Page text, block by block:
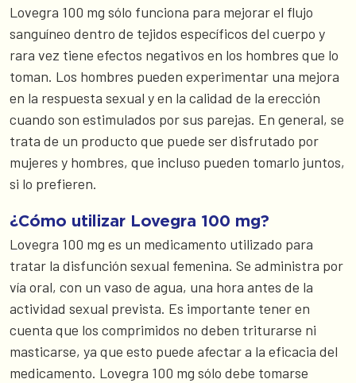
Lovegra 100 mg sólo funciona para mejorar el flujo
sanguíneo dentro de tejidos específicos del cuerpo y
rara vez tiene efectos negativos en los hombres que lo
toman. Los hombres pueden experimentar una mejora
en la respuesta sexual y en la calidad de la erección
cuando son estimulados por sus parejas. En general, se
trata de un producto que puede ser disfrutado por
mujeres y hombres, que incluso pueden tomarlo juntos,
si lo prefieren.
¿Cómo utilizar Lovegra 100 mg?
Lovegra 100 mg es un medicamento utilizado para
tratar la disfunción sexual femenina. Se administra por
vía oral, con un vaso de agua, una hora antes de la
actividad sexual prevista. Es importante tener en
cuenta que los comprimidos no deben triturarse ni
masticarse, ya que esto puede afectar a la eficacia del
medicamento. Lovegra 100 mg sólo debe tomarse